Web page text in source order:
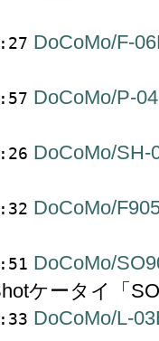
DoCoMo/F-
DoCoMo/P-
DoCoMo/SH-
DoCoMo/
DoCoMo/
ケータイ「
DoCoMo/L-